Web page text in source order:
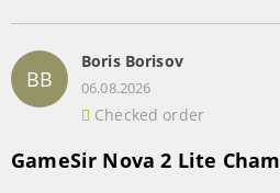
BB
Boris Borisov
06.08.2026
Checked order
GameSir Nova 2 Lite